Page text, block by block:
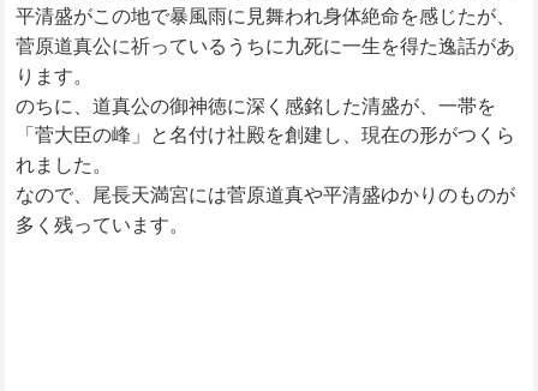
平清盛がこの地で暴風雨に見舞われ身体絶命を感じたが、
菅原道真公に祈っているうちに九死に一生を得た逸話があ
ります。
のちに、道真公の御神徳に深く感銘した清盛が、一帯を
「菅大臣の峰」と名付け社殿を創建し、現在の形がつくら
れました。
なので、尾長天満宮には菅原道真や平清盛ゆかりのものが
多く残っています。